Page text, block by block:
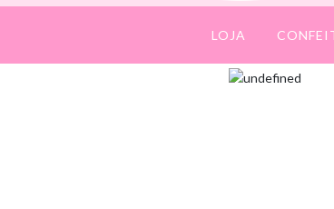
LOJA